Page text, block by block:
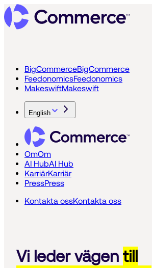
BigCommerceBigCommerce
FeedonomicsFeedonomics
MakeswiftMakeswift
English
OmOm
AI HubAI Hub
KarriärKarriär
PressPress
Kontakta ossKontakta oss
Vi leder vägen till